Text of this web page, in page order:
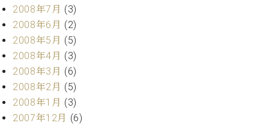
2008年7月 (3)
2008年6月 (2)
2008年5月 (5)
2008年4月 (3)
2008年3月 (6)
2008年2月 (5)
2008年1月 (3)
2007年12月 (6)